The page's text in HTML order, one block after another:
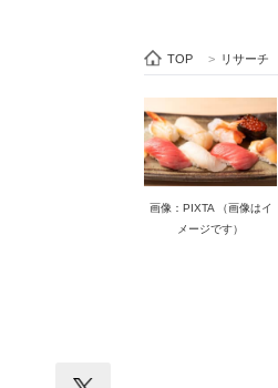
ビジネスと働
ITエンジニア
TOP > リサーチ
画像：PIXTA （画像はイ
メージです）